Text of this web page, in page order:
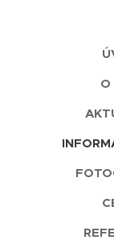
O